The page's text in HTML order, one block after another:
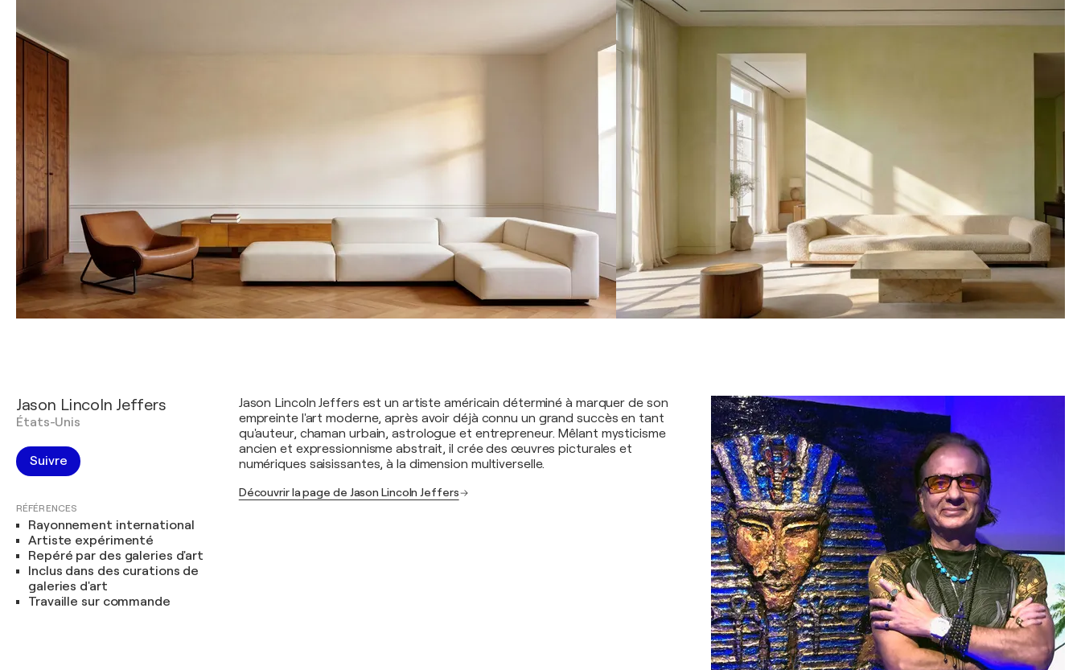
Jason Lincoln Jeffers
États-Unis
Suivre
RÉFÉRENCES
Rayonnement international
Artiste expérimenté
Repéré par des galeries d'art
Inclus dans des curations de
galeries d'art
Travaille sur commande
Jason Lincoln Jeffers est un artiste américain déterminé à marquer de son
empreinte l'art moderne, après avoir déjà connu un grand succès en tant
qu'auteur, chaman urbain, astrologue et entrepreneur. Mêlant mysticisme
ancien et expressionnisme abstrait, il crée des œuvres picturales et
numériques saisissantes, à la dimension multiverselle.
Découvrir la page de Jason Lincoln Jeffers